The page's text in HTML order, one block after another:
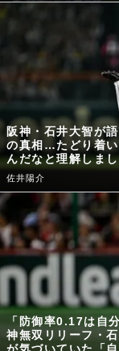
阪神・石井大智が
の真相…たどり着い
んだなと理解しま
佐井陽介
「防御率0.17は自
神無双リリーフ・